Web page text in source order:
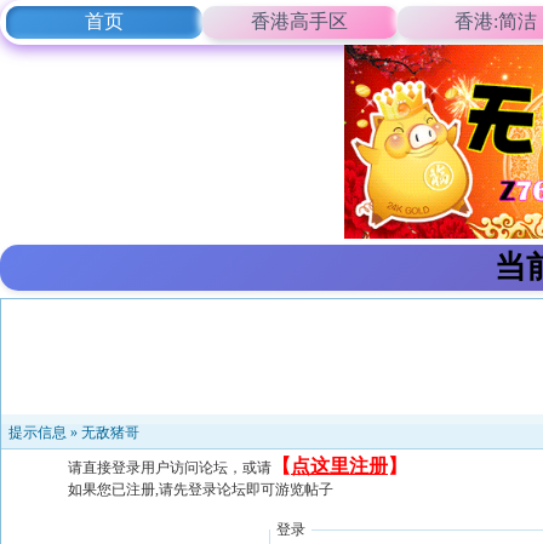
首页 香港高手区 香港:简洁
当
提示信息 » 无敌猪哥
请直接登录用户访问论坛，或请 【 点这里注册】
如果您已注册,请先登录论坛即可游览帖子
登录